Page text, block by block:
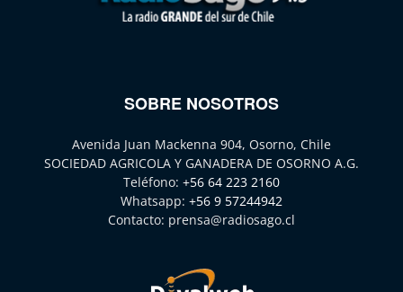
SOBRE NOSOTROS
Avenida Juan Mackenna 904, Osorno, Chile
SOCIEDAD AGRICOLA Y GANADERA DE OSORNO A.G.
Teléfono: +56 64 223 2160
Whatsapp: +56 9 57244942
Contacto: prensa@radiosago.cl